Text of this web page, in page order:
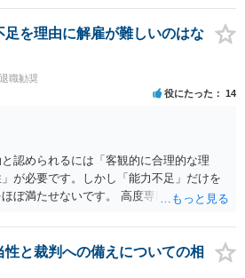
者さんが経営者に対してその旨を伝え、
さってはいかがでしょうか。
してあなたの言う「早めに、決着をつけ
ろは、「敗訴的和解」ということです
きませんので、弁護士は確かに儲かりま
他方で、弁護士報酬も期待できないた
きないという意味で弁護士にも損害が増
儲かることにはなりません。 控訴審で着
りますが、1回限りの関係ではなく顧問の
処理ではありません。 事件終了後、顧問
す。 つまり、弁護士は、儲かるためでは
意思（それこそ会社の現在及び今後の戦
を遂行していると推測されます。 ＞②原告
こともあり、復職を希望しております。
で、ずるずると、裁判を引き延ばしてい
？ 原告は、その年俸に執着があるというこ
足を理由に解雇が難しいのはな
職勧奨
役にたった 14
認められるには「客観的に合理的な理
が必要です。しかし「能力不足」だけを
ぼ満たせないです。 高度専門職であって
尽くした記録 を揃えないと、裁判所は
めないためです。 そのため、「能力不
社側が立証責任を果たせず、まず裁判に
性と裁判への備えについての相